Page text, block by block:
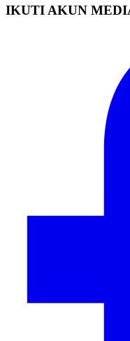
IKUTI AKUN